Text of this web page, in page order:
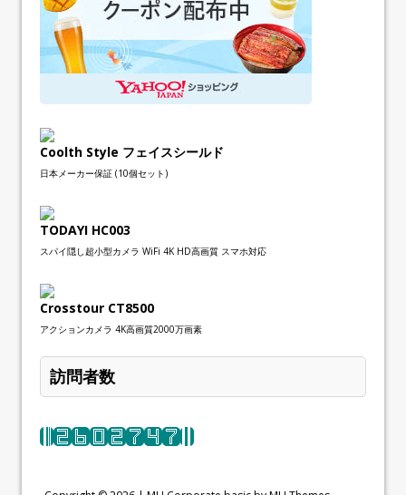
Coolth Style フェイスシールド
日本メーカー保証 (10個セット)
TODAYI HC003
スパイ隠し超小型カメラ WiFi 4K HD高画質 スマホ対応
Crosstour CT8500
アクションカメラ 4K高画質2000万画素
訪問者数